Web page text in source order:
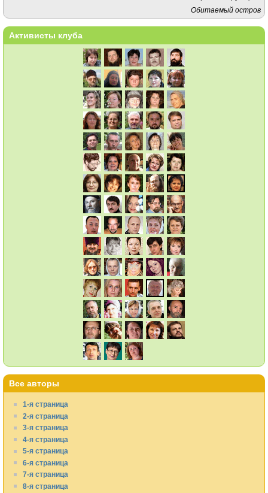
Обитаемый остров
Активисты клуба
Все авторы
1-я страница
2-я страница
3-я страница
4-я страница
5-я страница
6-я страница
7-я страница
8-я страница